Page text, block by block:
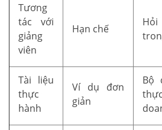
Tương
tác với
giảng
viên
Hạn chế
Tài liệu
thực
hành
Ví dụ đơn
giản
Bộ